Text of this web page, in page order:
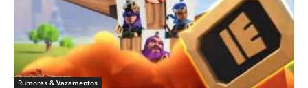
Rumores & Vazamentos